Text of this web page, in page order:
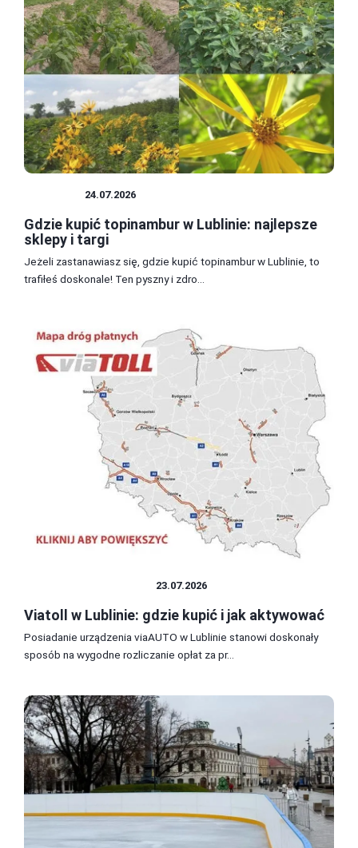
24.07.2026
Gdzie kupić topinambur w Lublinie: najlepsze
sklepy i targi
Jeżeli zastanawiasz się, gdzie kupić topinambur w Lublinie, to
trafiłeś doskonale! Ten pyszny i zdro...
23.07.2026
Viatoll w Lublinie: gdzie kupić i jak aktywować
Posiadanie urządzenia viaAUTO w Lublinie stanowi doskonały
sposób na wygodne rozliczanie opłat za pr...